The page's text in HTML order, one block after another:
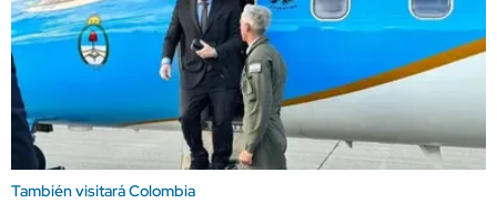
También visitará Colombia